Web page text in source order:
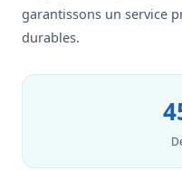
garantissons un service
durables.